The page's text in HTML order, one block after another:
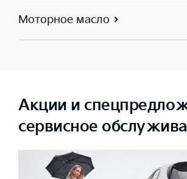
Моторное масло
Акции и
сервисное